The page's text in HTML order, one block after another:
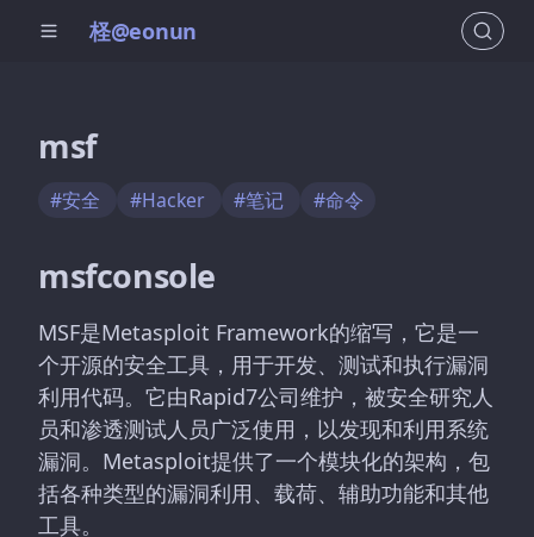
柽@eonun
msf
#安全 #Hacker #笔记 #命令
msfconsole
MSF是Metasploit Framework的缩写，它是一
个开源的安全工具，用于开发、测试和执行漏洞
利用代码。它由Rapid7公司维护，被安全研究人
员和渗透测试人员广泛使用，以发现和利用系统
漏洞。Metasploit提供了一个模块化的架构，包
括各种类型的漏洞利用、载荷、辅助功能和其他
工具。